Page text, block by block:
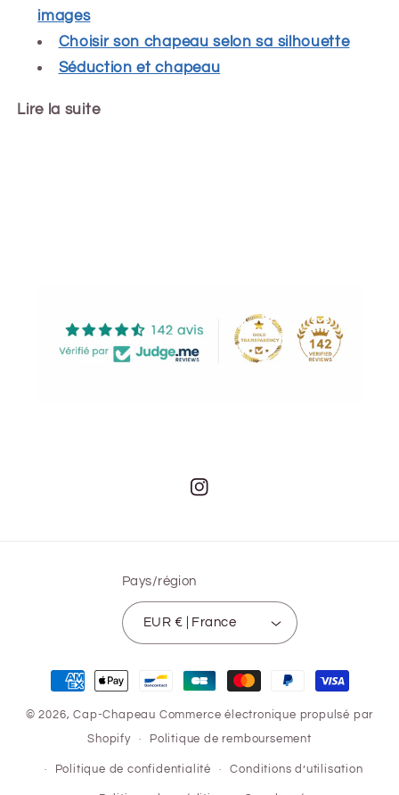
images
Choisir son chapeau selon sa silhouette
Séduction et chapeau
Lire la suite
Instagram
Pays/région
EUR € | France
Moyens
de
paiement
© 2026,Cap-Chapeau Commerce électronique propulsé par
Shopify Politique de remboursement
Politique de confidentialité Conditions d’utilisation